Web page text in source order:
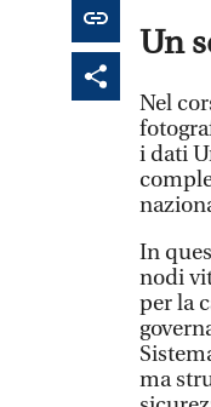
​Un
​Nel
i dati
​In
nodi
per la
ma